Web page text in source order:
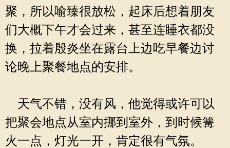
聚，所以喻臻很放松，起床后想着朋友
们大概下午才会过来，甚至连睡衣都没
换，拉着殷炎坐在露台上边吃早餐边讨
论晚上聚餐地点的安排。
天气不错，没有风，他觉得或许可以
把聚会地点从室内挪到室外，到时候篝
火一点，灯光一开，肯定很有气氛。